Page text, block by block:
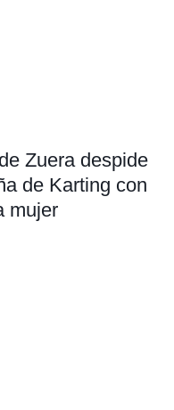
Zuera despide
de Karting con
mujer